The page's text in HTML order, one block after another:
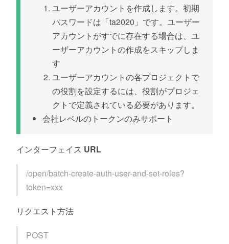
ユーザーアカウントを作成します。初期
パスワードは「ta2020」です。ユーザー
アカウントがすでに存在する場合は、ユ
ーザーアカウントの作成をスキップしま
す
ユーザーアカウントの各プロジェクトで
の役割を設定するには、役割がプロジェ
クトで定義されている必要があります。
会社レベルのトークンのみサポート
インターフェイス URL
/open/batch-create-auth-user-and-set-roles?
token=xxx
リクエスト方法
POST